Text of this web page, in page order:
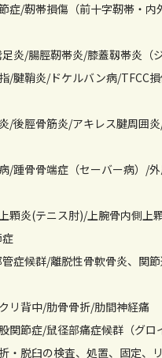
症/靭帯損傷（前十字靭帯・内
/腸脛靭帯炎/膝蓋靱帯炎（ジ
/腱鞘炎/ドケルバン病/TFCC
/後脛骨筋炎/アキレス腱周囲
骨端症（セーバー病）/外
顆炎(テニス肘)/上腕骨内側上
候群/離脱性骨軟骨炎、関節
リ背中/肋骨骨折/肋間神経痛
関節症/鼠径部痛症候群（グロ
・脱臼の検査、処置、固定、